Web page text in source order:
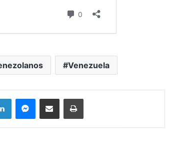
Venezuela
LinkedInMessengerCompartir por correo electrónicoImprimir